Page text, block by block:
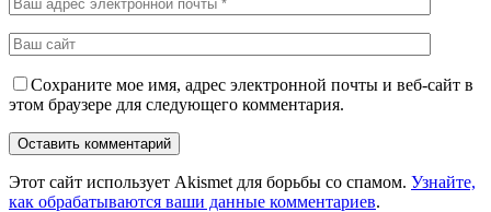
Сохраните мое имя, адрес электронной почты и веб-сайт в
этом браузере для следующего комментария.
Этот сайт использует Akismet для борьбы со спамом. Узнайте,
как обрабатываются ваши данные комментариев.